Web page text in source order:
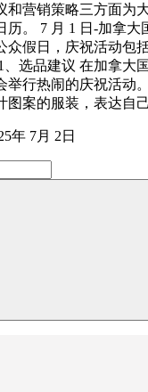
和营销策略三方面为
历。 7 月 1 日-加拿大
众假日，庆祝活动包
、选品建议 在加拿大
举行热闹的庆祝活动
图案的服装，表达自
年 7月 2日